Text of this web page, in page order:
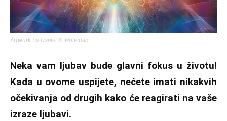
Artwork by Daniel B. Holeman
Neka vam ljubav bude glavni fokus u životu!
Kada u ovome uspijete, nećete imati nikakvih
očekivanja od drugih kako će reagirati na vaše
izraze ljubavi.